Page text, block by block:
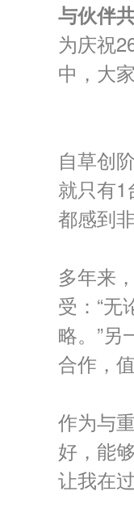
与伙伴
为庆祝
中，大
自草创
就只有1
都感到
多年来
受：“
略。”
合作，
作为与
好，能
让我在